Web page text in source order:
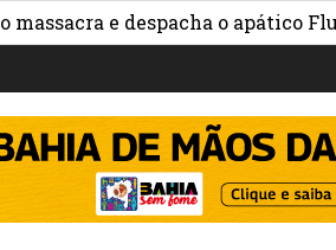
e despacha o apático